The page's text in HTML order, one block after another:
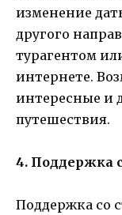
изменение
другого
турагентом
интернете.
интересные и
путешествия.
4. Поддержка
Поддержка со